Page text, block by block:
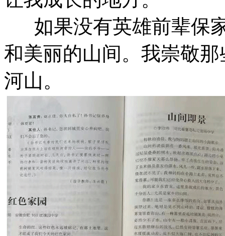
如果没有英雄前辈保
和美丽的山间。我崇敬
河山。